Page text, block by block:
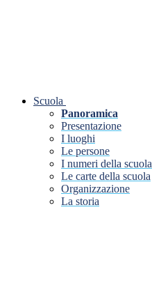
Scuola
Panoramica
Presentazione
I luoghi
Le persone
I numeri della scuola
Le carte della scuola
Organizzazione
La storia